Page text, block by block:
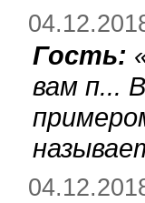
Гость:
вам п...